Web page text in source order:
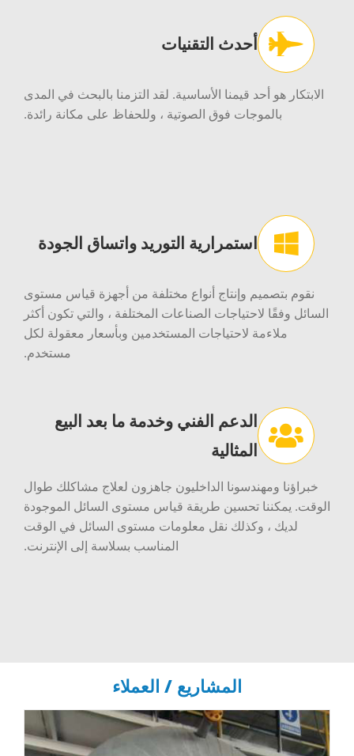
أحدث التقنيات
الابتكار هو أحد قيمنا الأساسية. لقد التزمنا بالبحث في المدى
بالموجات فوق الصوتية ، وللحفاظ على مكانة رائدة.
استمرارية التوريد واتساق الجودة
نقوم بتصميم وإنتاج أنواع مختلفة من أجهزة قياس مستوى
السائل وفقًا لاحتياجات الصناعات المختلفة ، والتي تكون أكثر
ملاءمة لاحتياجات المستخدمين وبأسعار معقولة لكل
مستخدم.
الدعم الفني وخدمة ما بعد البيع
المثالية
خبراؤنا ومهندسونا الداخليون جاهزون لعلاج مشاكلك طوال
الوقت. يمكننا تحسين طريقة قياس مستوى السائل الموجودة
لديك ، وكذلك نقل معلومات مستوى السائل في الوقت
المناسب بسلاسة إلى الإنترنت.
المشاريع / العملاء